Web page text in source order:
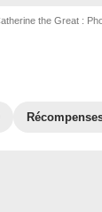
the Great :